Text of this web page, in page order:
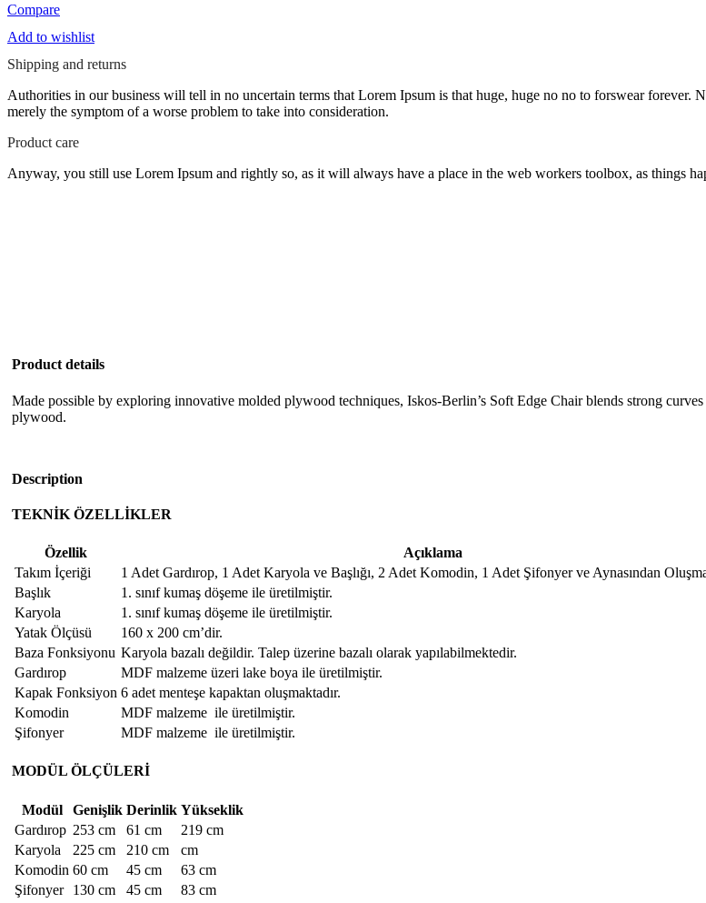
adet
Compare
Add to wishlist
Shipping and returns
Authorities in our business will tell in no uncertain terms that Lorem Ipsum is that huge, huge no no to forswear forever.
merely the symptom of a worse problem to take into consideration.
Product care
Anyway, you still use Lorem Ipsum and rightly so, as it will always have a place in the web workers toolbox, as things
Product details
Made possible by exploring innovative molded plywood techniques, Iskos-Berlin’s Soft Edge Chair blends strong
plywood.
Description
TEKNİK ÖZELLİKLER
Özellik
Açıklama
Takım İçeriği
1 Adet Gardırop, 1 Adet Karyola ve Başlığı, 2 Adet Komodin, 1 Adet Şifonyer ve Aynasından
Başlık
1. sınıf kumaş döşeme ile üretilmiştir.
Karyola
1. sınıf kumaş döşeme ile üretilmiştir.
Yatak Ölçüsü
160 x 200 cm’dir.
Baza Fonksiyonu Karyola bazalı değildir. Talep üzerine bazalı olarak yapılabilmektedir.
Gardırop
MDF malzeme üzeri lake boya ile üretilmiştir.
Kapak Fonksiyon 6 adet menteşe kapaktan oluşmaktadır.
Komodin
MDF malzeme ile üretilmiştir.
Şifonyer
MDF malzeme ile üretilmiştir.
MODÜL ÖLÇÜLERİ
Modül Genişlik Derinlik Yükseklik
Gardırop 253 cm 61 cm
219 cm
Karyola
225 cm 210 cm
cm
Komodin 60 cm 45 cm
63 cm
Şifonyer
130 cm 45 cm 83 cm